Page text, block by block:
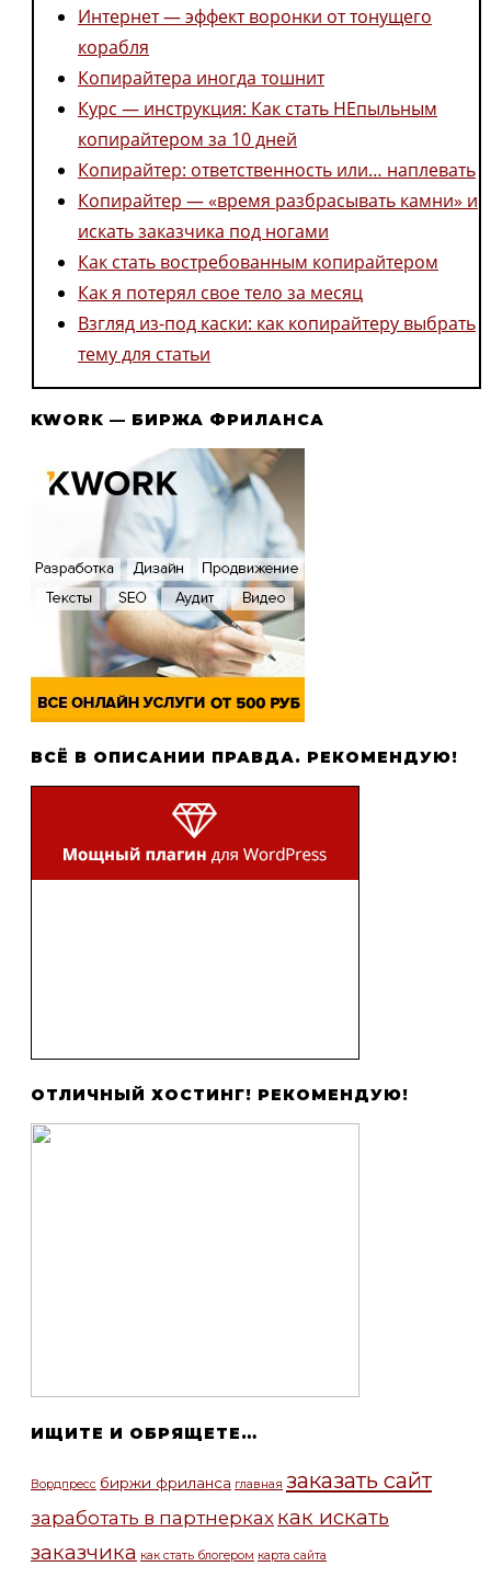
Интернет — эффект воронки от тонущего
корабля
Копирайтера иногда тошнит
Курс — инструкция: Как стать НЕпыльным
копирайтером за 10 дней
Копирайтер: ответственность или… наплевать
Копирайтер — «время разбрасывать камни» и
искать заказчика под ногами
Как стать востребованным копирайтером
Как я потерял свое тело за месяц
Взгляд из-под каски: как копирайтеру выбрать
тему для статьи
KWORK — БИРЖА ФРИЛАНСА
ВСЁ В ОПИСАНИИ ПРАВДА. РЕКОМЕНДУЮ!
ОТЛИЧНЫЙ ХОСТИНГ! РЕКОМЕНДУЮ!
ИЩИТЕ И ОБРЯЩЕТЕ…
Вордпресс биржи фриланса главная заказать сайт
заработать в партнерках как искать
заказчика как стать блогером карта сайта